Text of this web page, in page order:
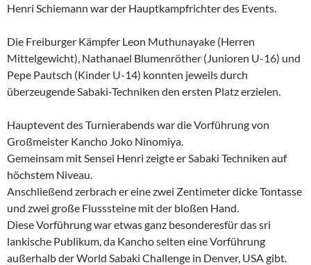
Henri Schiemann war der Hauptkampfrichter des Events.
Die Freiburger Kämpfer Leon Muthunayake (Herren
Mittelgewicht), Nathanael Blumenröther (Junioren U-16) und
Pepe Pautsch (Kinder U-14) konnten jeweils durch
überzeugende Sabaki-Techniken den ersten Platz erzielen.
Hauptevent des Turnierabends war die Vorführung von
Großmeister Kancho Joko Ninomiya.
Gemeinsam mit Sensei Henri zeigte er Sabaki Techniken auf
höchstem Niveau.
Anschließend zerbrach er eine zwei Zentimeter dicke Tontasse
und zwei große Flusssteine mit der bloßen Hand.
Diese Vorführung war etwas ganz besonderesfür das sri
lankische Publikum, da Kancho selten eine Vorführung
außerhalb der World Sabaki Challenge in Denver, USA gibt.